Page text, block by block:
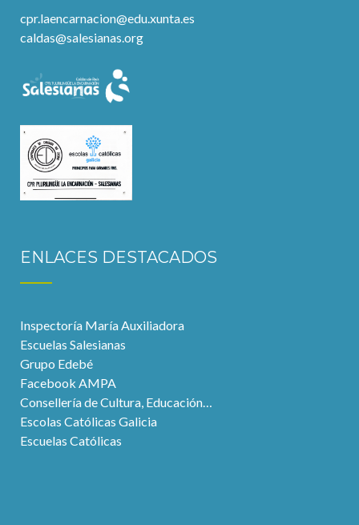
cpr.laencarnacion@edu.xunta.es
caldas@salesianas.org
ENLACES DESTACADOS
Inspectoría María Auxiliadora
Escuelas Salesianas
Grupo Edebé
Facebook AMPA
Consellería de Cultura, Educación…
Escolas Católicas Galicia
Escuelas Católicas